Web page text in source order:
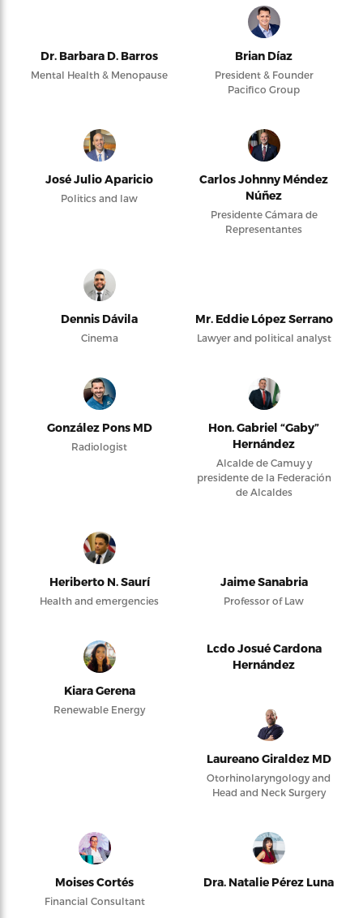
Dr. Barbara D. Barros
Mental Health & Menopause
Brian Díaz
President & Founder
Pacifico Group
José Julio Aparicio
Politics and law
Carlos Johnny Méndez
Núñez
Presidente Cámara de
Representantes
Dennis Dávila
Cinema
Mr. Eddie López Serrano
Lawyer and political analyst
González Pons MD
Radiologist
Hon. Gabriel “Gaby”
Hernández
Alcalde de Camuy y
presidente de la Federación
de Alcaldes
Heriberto N. Saurí
Health and emergencies
Jaime Sanabria
Professor of Law
Kiara Gerena
Renewable Energy
Lcdo Josué Cardona
Hernández
Laureano Giraldez MD
Otorhinolaryngology and
Head and Neck Surgery
Moises Cortés
Financial Consultant
Dra. Natalie Pérez Luna